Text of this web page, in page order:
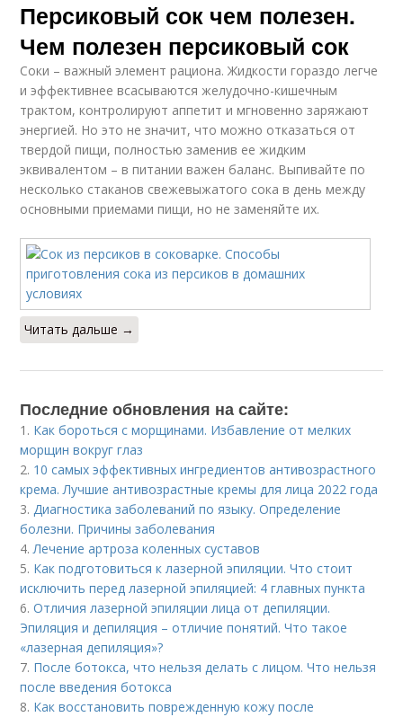
Персиковый сок чем полезен.
Чем полезен персиковый сок
Соки – важный элемент рациона. Жидкости гораздо легче
и эффективнее всасываются желудочно-кишечным
трактом, контролируют аппетит и мгновенно заряжают
энергией. Но это не значит, что можно отказаться от
твердой пищи, полностью заменив ее жидким
эквивалентом – в питании важен баланс. Выпивайте по
несколько стаканов свежевыжатого сока в день между
основными приемами пищи, но не заменяйте их.
Читать дальше →
Последние обновления на сайте:
1. Как бороться с морщинами. Избавление от мелких
морщин вокруг глаз
2. 10 самых эффективных ингредиентов антивозрастного
крема. Лучшие антивозрастные кремы для лица 2022 года
3.Диагностика заболеваний по языку. Определение
болезни. Причины заболевания
4.Лечение артроза коленных суставов
5. Как подготовиться к лазерной эпиляции. Что стоит
исключить перед лазерной эпиляцией: 4 главных пункта
6.Отличия лазерной эпиляции лица от депиляции.
Эпиляция и депиляция – отличие понятий. Что такое
«лазерная депиляция»?
7. После ботокса, что нельзя делать с лицом. Что нельзя
после введения ботокса
8. Как восстановить поврежденную кожу после